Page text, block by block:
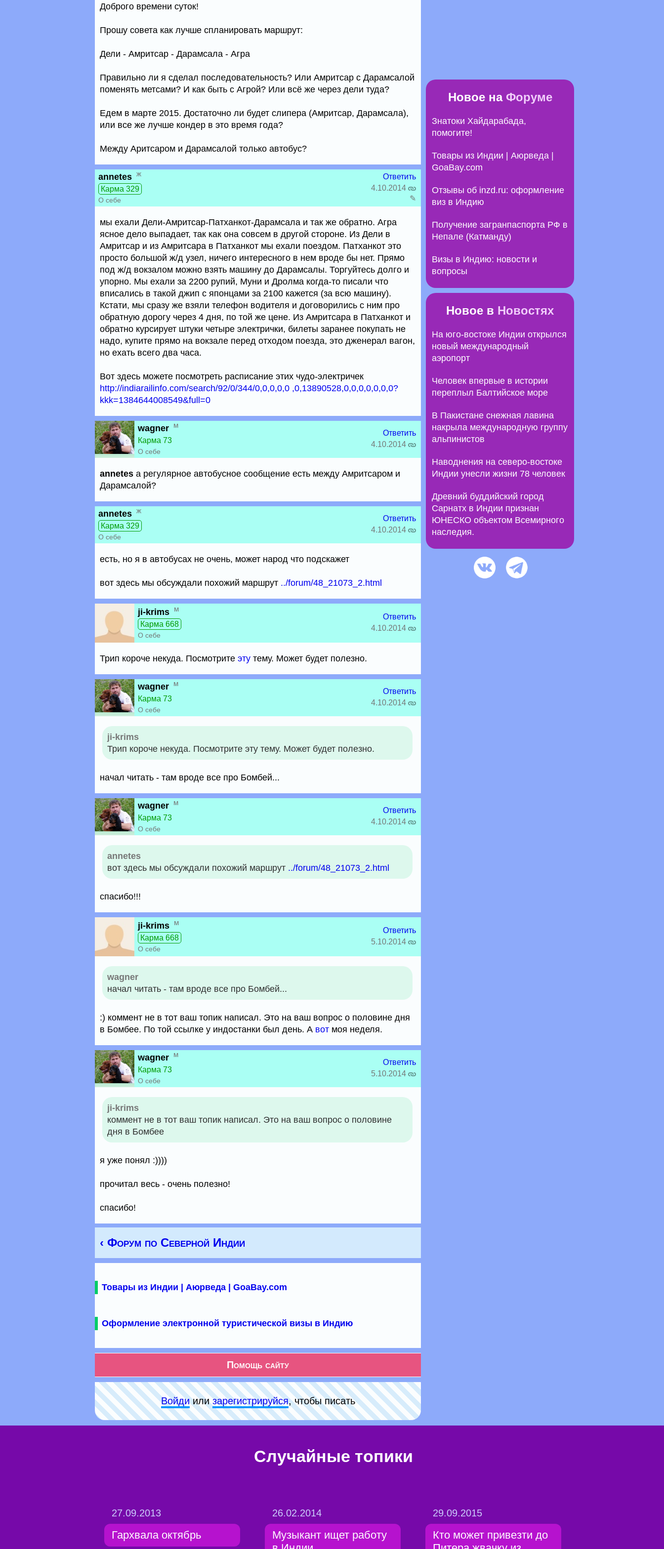
Доброго времени суток!
Прошу совета как лучше спланировать маршрут:
Дели - Амритсар - Дарамсала - Агра
Правильно ли я сделал последовательность? Или Амритсар с Дарамсалой
поменять метсами? И как быть с Агрой? Или всё же через дели туда?
Едем в марте 2015. Достаточно ли будет слипера (Амритсар, Дарамсала),
или все же лучше кондер в это время года?
Между Аритсаром и Дарамсалой только автобус?
annetes ж
Карма 329
О себе
Ответить
4.10.2014
✎
мы ехали Дели-Амритсар-Патханкот-Дарамсала и так же обратно. Агра
ясное дело выпадает, так как она совсем в другой стороне. Из Дели в
Амритсар и из Амритсара в Патханкот мы ехали поездом. Патханкот это
просто большой ж/д узел, ничего интересного в нем вроде бы нет. Прямо
под ж/д вокзалом можно взять машину до Дарамсалы. Торгуйтесь долго и
упорно. Мы ехали за 2200 рупий, Муни и Дролма когда-то писали что
вписались в такой джип с японцами за 2100 кажется (за всю машину).
Кстати, мы сразу же взяли телефон водителя и договорились с ним про
обратную дорогу через 4 дня, по той же цене. Из Амритсара в Патханкот и
обратно курсирует штуки четыре электрички, билеты заранее покупать не
надо, купите прямо на вокзале перед отходом поезда, это дженерал вагон,
но ехать всего два часа.
Вот здесь можете посмотреть расписание этих чудо-электричек
http://indiarailinfo.com/search/92/0/344/0,0,0,0,0 ,0,13890528,0,0,0,0,0,0,0?
kkk=1384644008549&full=0
wagner м
Карма 73
О себе
Ответить
4.10.2014
annetes а регулярное автобусное сообщение есть между Амритсаром и
Дарамсалой?
annetes ж
Карма 329
О себе
Ответить
4.10.2014
есть, но я в автобусах не очень, может народ что подскажет
вот здесь мы обсуждали похожий маршрут ../forum/48_21073_2.html
ji-krims м
Карма 668
О себе
Ответить
4.10.2014
Трип короче некуда. Посмотрите эту тему. Может будет полезно.
wagner м
Карма 73
О себе
Ответить
4.10.2014
ji-krims
Трип короче некуда. Посмотрите эту тему. Может будет полезно.
начал читать - там вроде все про Бомбей...
wagner м
Карма 73
О себе
Ответить
4.10.2014
annetes
вот здесь мы обсуждали похожий маршрут ../forum/48_21073_2.html
спасибо!!!
ji-krims м
Карма 668
О себе
Ответить
5.10.2014
wagner
начал читать - там вроде все про Бомбей...
:) коммент не в тот ваш топик написал. Это на ваш вопрос о половине дня
в Бомбее. По той ссылке у индостанки был день. А вот моя неделя.
wagner м
Карма 73
О себе
Ответить
5.10.2014
ji-krims
коммент не в тот ваш топик написал. Это на ваш вопрос о половине
дня в Бомбее
я уже понял :))))
прочитал весь - очень полезно!
спасибо!
‹ Форум по Северной Индии
Товары из Индии | Аюрведа | GoaBay.com
Оформление электронной туристической визы в Индию
Помощь сайту
Войдиилизарeгиcтpируйся, чтобы писать
Новое на Форуме
Знатоки Хайдарабада,
помогите!
Товары из Индии | Аюрведа |
GoaBay.com
Отзывы об inzd.ru: оформление
виз в Индию
Получение загранпаспорта РФ в
Непале (Катманду)
Визы в Индию: новости и
вопросы
Новое в Новостях
На юго-востоке Индии открылся
новый международный
аэропорт
Человек впервые в истории
переплыл Балтийское море
В Пакистане снежная лавина
накрыла международную группу
альпинистов
Наводнения на северо-востоке
Индии унесли жизни 78 человек
Древний буддийский город
Сарнатх в Индии признан
ЮНЕСКО объектом Всемирного
наследия.
Случайные топики
27.09.2013
Гархвала октябрь
26.02.2014
Музыкант ищет работу
29.09.2015
Кто может привезти до